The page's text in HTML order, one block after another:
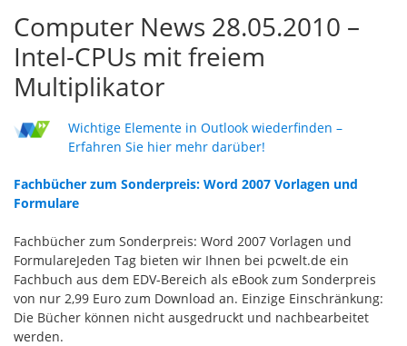
Computer News 28.05.2010 –
Intel-CPUs mit freiem
Multiplikator
Wichtige Elemente in Outlook wiederfinden –
Erfahren Sie hier mehr darüber!
Fachbücher zum Sonderpreis: Word 2007 Vorlagen und
Formulare
Fachbücher zum Sonderpreis: Word 2007 Vorlagen und
FormulareJeden Tag bieten wir Ihnen bei pcwelt.de ein
Fachbuch aus dem EDV-Bereich als eBook zum Sonderpreis
von nur 2,99 Euro zum Download an. Einzige Einschränkung:
Die Bücher können nicht ausgedruckt und nachbearbeitet
werden.